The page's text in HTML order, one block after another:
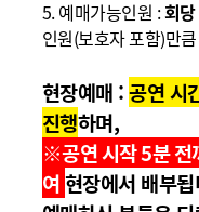
5.예매가능인원 :회당
인원(보호자 포함)만
현장예매 :공연 시
진행하며,
※공연 시작 5분 전
여현장에서 배부